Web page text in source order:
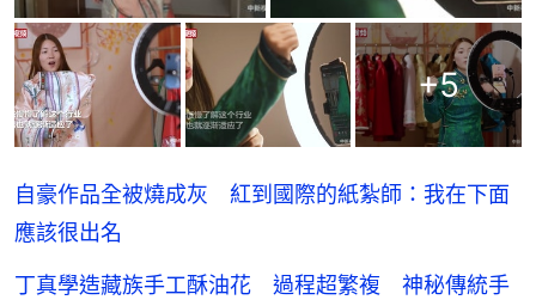
+5
自豪作品全被燒成灰 紅到國際的紙紮師：我在下面
應該很出名
丁真學造藏族手工酥油花 過程超繁複 神秘傳統手